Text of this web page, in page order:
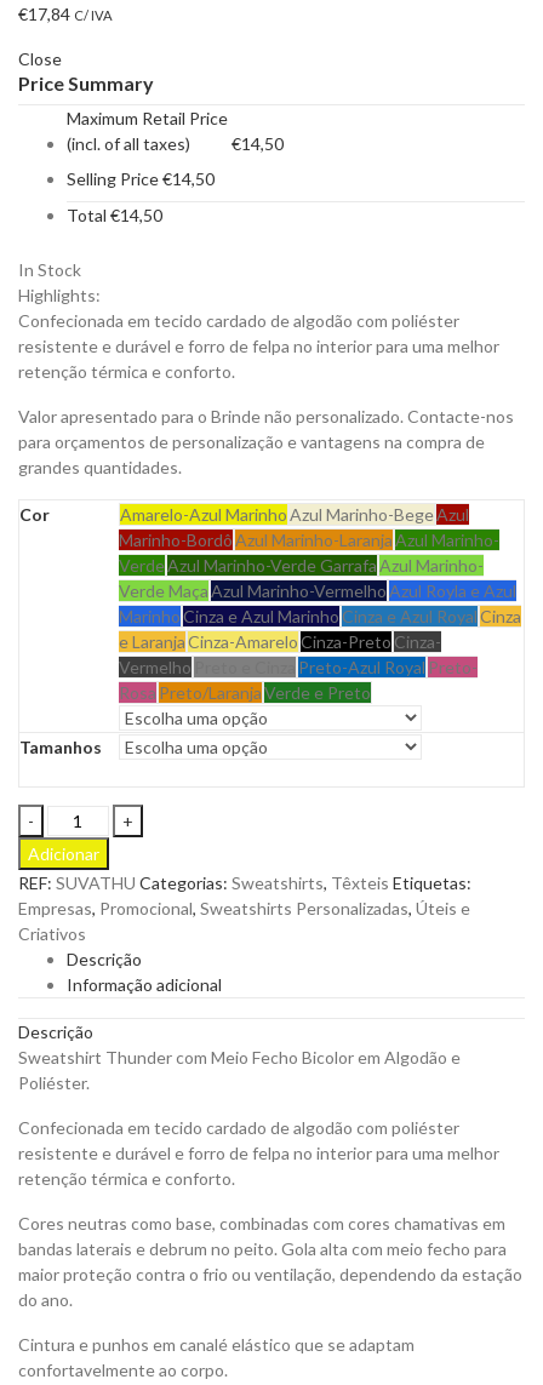
€17,84 C/ IVA
Close
Price Summary
Maximum Retail Price
(incl. of all taxes)
€14,50
Selling Price€14,50
Total €14,50
In Stock
Highlights:
Confecionada em tecido cardado de algodão com poliéster
resistente e durável e forro de felpa no interior para uma melhor
retenção térmica e conforto.
Valor apresentado para o Brinde não personalizado. Contacte-nos
para orçamentos de personalização e vantagens na compra de
grandes quantidades.
Cor Amarelo-Azul MarinhoAzul Marinho-BegeAzul
Marinho-BordôAzul Marinho-LaranjaAzul Marinho-
VerdeAzul Marinho-Verde GarrafaAzul Marinho-
Verde MaçaAzul Marinho-VermelhoAzul Royla e Azul
Marinho Cinza e Azul Marinho Cinza e Azul RoyalCinza
e LaranjaCinza-Amarelo Cinza-Preto Cinza-
Vermelho
Preto-Azul Royal Preto-
Rosa Preto/LaranjaVerde e Preto
Tamanhos
Sweatshirt
Thunder
com
Meio
Fecho
Bicolor
para
Personalizar
Adicionar
REF: SUVATHU Categorias: Sweatshirts, Têxteis Etiquetas:
Empresas, Promocional, Sweatshirts Personalizadas, Úteis e
Criativos
Descrição
Informação adicional
Descrição
Sweatshirt Thunder com Meio Fecho Bicolor em Algodão e
Poliéster.
Confecionada em tecido cardado de algodão com poliéster
resistente e durável e forro de felpa no interior para uma melhor
retenção térmica e conforto.
Cores neutras como base, combinadas com cores chamativas em
bandas laterais e debrum no peito. Gola alta com meio fecho para
maior proteção contra o frio ou ventilação, dependendo da estação
do ano.
Cintura e punhos em canalé elástico que se adaptam
confortavelmente ao corpo.